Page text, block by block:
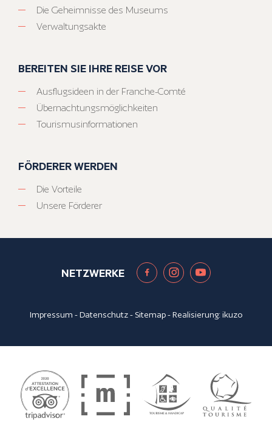
Die Geheimnisse des Museums
Verwaltungsakte
BEREITEN SIE IHRE REISE VOR
Ausflugsideen in der Franche-Comté
Übernachtungsmöglichkeiten
Tourismusinformationen
FÖRDERER WERDEN
Die Vorteile
Unsere Förderer
NETZWERKE
Impressum -Datenschutz- Sitemap- Realisierung:ikuzo